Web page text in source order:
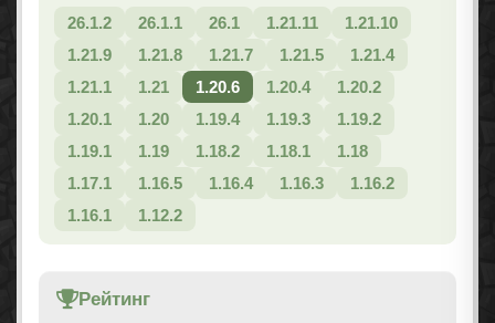
26.1.2
26.1.1 26.1 1.21.11
1.21.10
1.21.9
1.21.8 1.21.7 1.21.5
1.21.4
1.21.1
1.21 1.20.6 1.20.4
1.20.2
1.20.1
1.20 1.19.4 1.19.3
1.19.2
1.19.1
1.19 1.18.2 1.18.1
1.18
1.17.1
1.16.5 1.16.4 1.16.3
1.16.2
1.16.1
1.12.2
Рейтинг